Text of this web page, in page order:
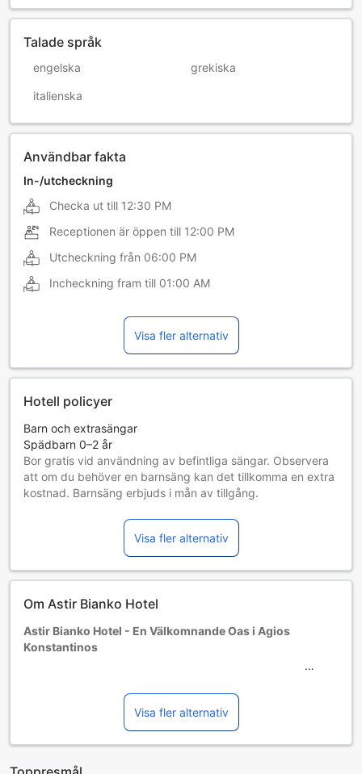
Talade språk
engelska grekiska
italienska
Användbar fakta
In-/utcheckning
Checka ut till 12:30 PM
Receptionen är öppen till 12:00 PM
Utcheckning från 06:00 PM
Incheckning fram till 01:00 AM
Visa fler alternativ
Hotell policyer
Barn och extrasängar
Spädbarn 0–2 år
Bor gratis vid användning av befintliga sängar. Observera
att om du behöver en barnsäng kan det tillkomma en extra
kostnad. Barnsäng erbjuds i mån av tillgång.
Bor gratis om befintliga sängar används.
Gäster 13 år och äldre betraktas som vuxna
Tillgång av extrasängar beror på vilket rum du väljer. Var
god kontrollera rummets beläggning för mer information.
och tillägg gäller.
Visa fler alternativ
Om Astir Bianko Hotel
Astir Bianko Hotel - En Välkomnande Oas i Agios
Konstantinos
Välkommen till Astir Bianko Hotel, en charmig tvåstjärnig
oas belägen i den pittoreska kuststaden Agios Konstantinos
i Fthiotis, Grekland. Med sina 27 bekväma rum erbjuder
hotellet en perfekt bas för att utforska de vackra
Visa fler alternativ